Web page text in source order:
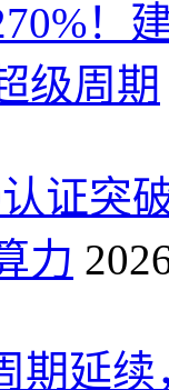
！
级周期
证突
力
期延